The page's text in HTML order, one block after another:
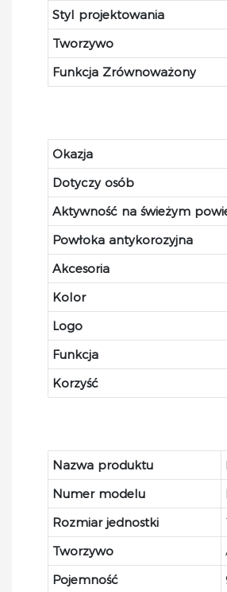
Styl projektowania
Tworzywo
Funkcja Zrównoważony
Okazja
Dotyczy osób
Aktywność na świeżym
Powłoka antykorozyjna
Akcesoria
Kolor
Logo
Funkcja
Korzyść
Nazwa produktu
Numer modelu
Rozmiar jednostki
Tworzywo
Pojemność